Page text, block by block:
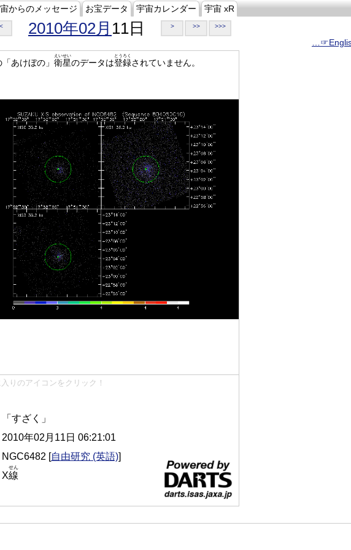
からのメッセージ お宝データ 宇宙カレンダー 宇宙 xR
< 2010年02月 11日 > >> >>>
「あけぼの」 衛星
えいせい
のデータは登録
とうろく
されていません。
りのアイコンをクリック！
「すざく」
2010年02月11日 06:21:01
NGC6482 [自由研究 (英語)]
X線
せん